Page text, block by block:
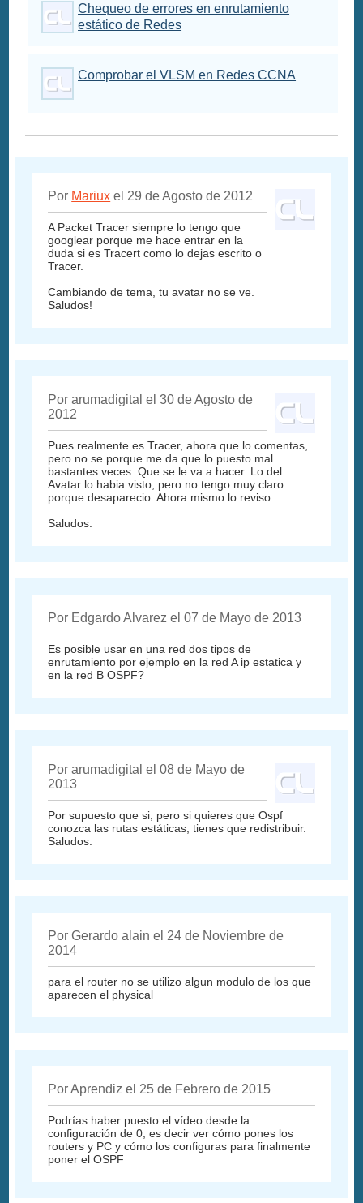
Chequeo de errores en enrutamiento
estático de Redes
Comprobar el VLSM en Redes CCNA
Por Mariux el 29 de Agosto de 2012
A Packet Tracer siempre lo tengo que
googlear porque me hace entrar en la
duda si es Tracert como lo dejas escrito o
Tracer.
Cambiando de tema, tu avatar no se ve.
Saludos!
Por arumadigital el 30 de Agosto de
2012
Pues realmente es Tracer, ahora que lo comentas,
pero no se porque me da que lo puesto mal
bastantes veces. Que se le va a hacer. Lo del
Avatar lo habia visto, pero no tengo muy claro
porque desaparecio. Ahora mismo lo reviso.
Saludos.
Por Edgardo Alvarez el 07 de Mayo de 2013
Es posible usar en una red dos tipos de
enrutamiento por ejemplo en la red A ip estatica y
en la red B OSPF?
Por arumadigital el 08 de Mayo de
2013
Por supuesto que si, pero si quieres que Ospf
conozca las rutas estáticas, tienes que redistribuir.
Saludos.
Por Gerardo alain el 24 de Noviembre de
2014
para el router no se utilizo algun modulo de los que
aparecen el physical
Por Aprendiz el 25 de Febrero de 2015
Podrías haber puesto el vídeo desde la
configuración de 0, es decir ver cómo pones los
routers y PC y cómo los configuras para finalmente
poner el OSPF